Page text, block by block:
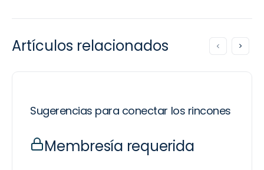
Artículos relacionados
Sugerencias para conectar los rincones
Membresía requerida